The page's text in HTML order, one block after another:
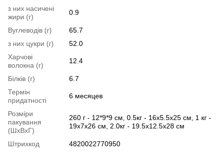
з них насичені
жири (г)
0.9
Вуглеводів (г)
65.7
з них цукри (г)
52.0
Харчові
волокна (г)
12.4
Білків (г)
6.7
Термін
придатності
6 месяцев
Розміри
пакування
(ШхВхГ)
260 г - 12*9*9 см, 0.5кг - 16х5.5х25 см, 1 кг -
19х7х26 см, 2.0кг - 19.5х12.5х28 см
Штрихкод 4820022770950